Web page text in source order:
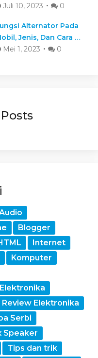
Juli 10, 2023
0
Alternator Pada
Jenis, Dan Cara …
Mei 1, 2023
0
Blogger
Internet
Komputer
Review Elektronika
Serbi
Speaker
Tips dan trik